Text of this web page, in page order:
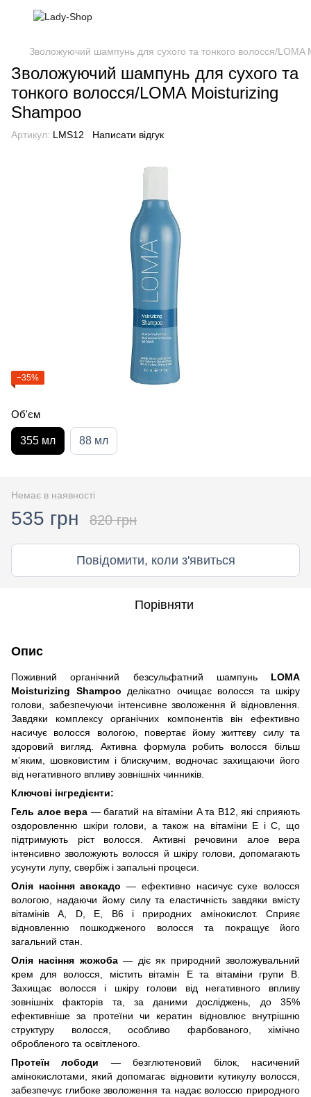
Зволожуючий шампунь для сухого та тонкого волосся/
Зволожуючий шампунь для сухого та
тонкого волосся/LOMA Moisturizing
Shampoo
Артикул: LMS12 Написати відгук
−35%
Об'єм
355 мл 88 мл
Немає в наявності
535 грн 820 грн
Повідомити, коли з'явиться
Порівняти
Опис
Поживний органічний безсульфатний шампуньLOMA
Moisturizing Shampoo делікатно очищає волосся та шкіру
голови, забезпечуючи інтенсивне зволоження й відновлення.
Завдяки комплексу органічних компонентів він ефективно
насичує волосся вологою, повертає йому життєву силу та
здоровий вигляд. Активна формула робить волосся більш
м’яким, шовковистим і блискучим, водночас захищаючи його
від негативного впливу зовнішніх чинників.
Ключові інгредієнти:
Гель алое вера — багатий на вітаміни A та B12, які сприяють
оздоровленню шкіри голови, а також на вітаміни E і C, що
підтримують ріст волосся. Активні речовини алое вера
інтенсивно зволожують волосся й шкіру голови, допомагають
усунути лупу, свербіж і запальні процеси.
Олія насіння авокадо — ефективно насичує сухе волосся
вологою, надаючи йому силу та еластичність завдяки вмісту
вітамінів A, D, E, B6 і природних амінокислот. Сприяє
відновленню пошкодженого волосся та покращує його
загальний стан.
Олія насіння жожоба— діє як природний зволожувальний
крем для волосся, містить вітамін E та вітаміни групи B.
Захищає волосся і шкіру голови від негативного впливу
зовнішніх факторів та, за даними досліджень, до 35%
ефективніше за протеїни чи кератин відновлює внутрішню
структуру волосся, особливо фарбованого, хімічно
обробленого та освітленого.
Протеїн лободи — безглютеновий білок, насичений
амінокислотами, який допомагає відновити кутикулу волосся,
забезпечує глибоке зволоження та надає волоссю природного